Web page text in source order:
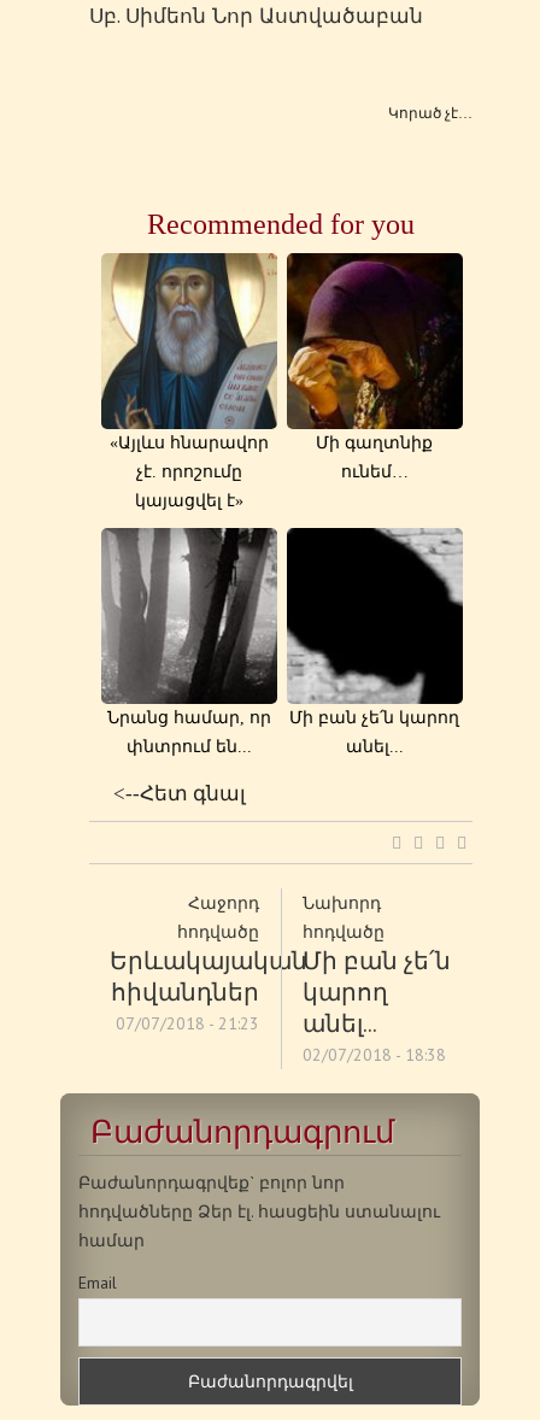
Սբ. Սիմեոն Նոր Աստվածաբան
Կորած չէ…
Recommended for you
«Այլևս հնարավոր
չէ. որոշումը
կայացվել է»
Մի գաղտնիք
ունեմ…
Նրանց համար, որ
փնտրում են...
Մի բան չե՛ն կարող
անել...
<--Հետ գնալ
Հաջորդ
հոդվածը
Երևակայական
հիվանդներ
07/07/2018 - 21:23
Նախորդ
հոդվածը
Մի բան չե՛ն
կարող
անել...
02/07/2018 - 18:38
Բաժանորդագրում
Բաժանորդագրվեք` բոլոր նոր
հոդվածները Ձեր էլ. հասցեին ստանալու
համար
Email